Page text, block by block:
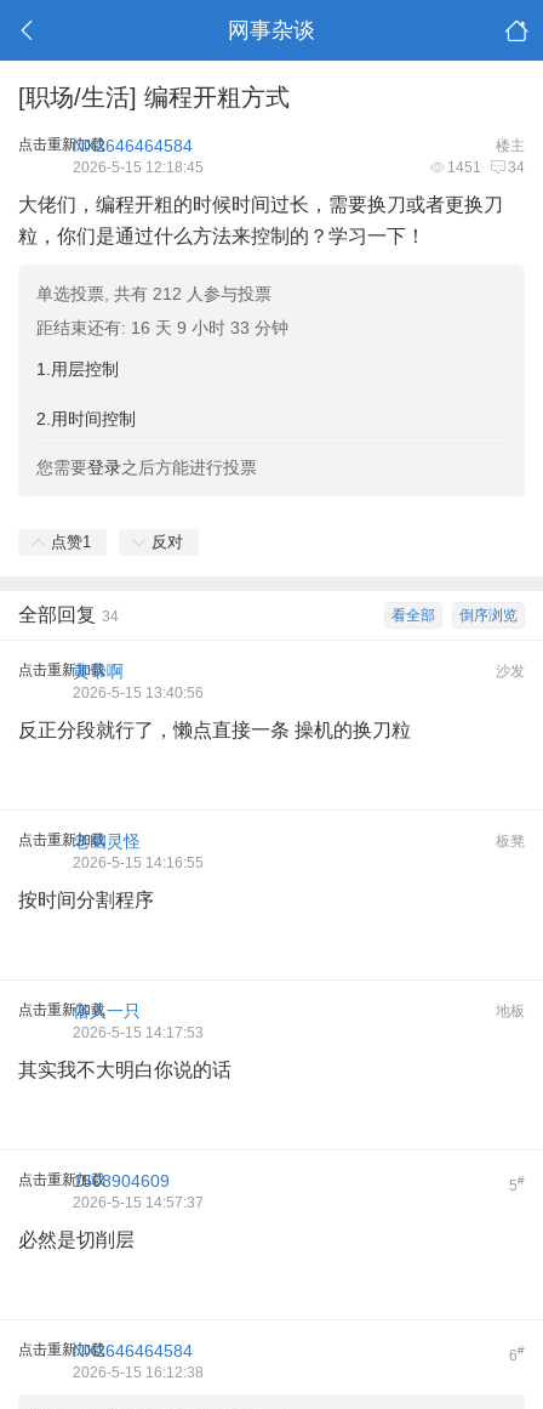
网事杂谈
[职场/生活] 编程开粗方式
点击重新加载 楼主
NX2646464584
1451 34
2026-5-15 12:18:45
大佬们，编程开粗的时候时间过长，需要换刀或者更换刀
粒，你们是通过什么方法来控制的？学习一下！
单选投票, 共有 212 人参与投票
距结束还有: 16 天 9 小时 33 分钟
1.用层控制
2.用时间控制
您需要登录之后方能进行投票
点赞1 反对
倒序浏览
看全部
全部回复 34
点击重新加载 沙发
黄帝啊
2026-5-15 13:40:56
反正分段就行了，懒点直接一条 操机的换刀粒
点击重新加载 板凳
老幽灵怪
2026-5-15 14:16:55
按时间分割程序
点击重新加载 地板
俗人一只
2026-5-15 14:17:53
其实我不大明白你说的话
点击重新加载 5#
1508904609
2026-5-15 14:57:37
必然是切削层
点击重新加载 6#
NX2646464584
2026-5-15 16:12:38